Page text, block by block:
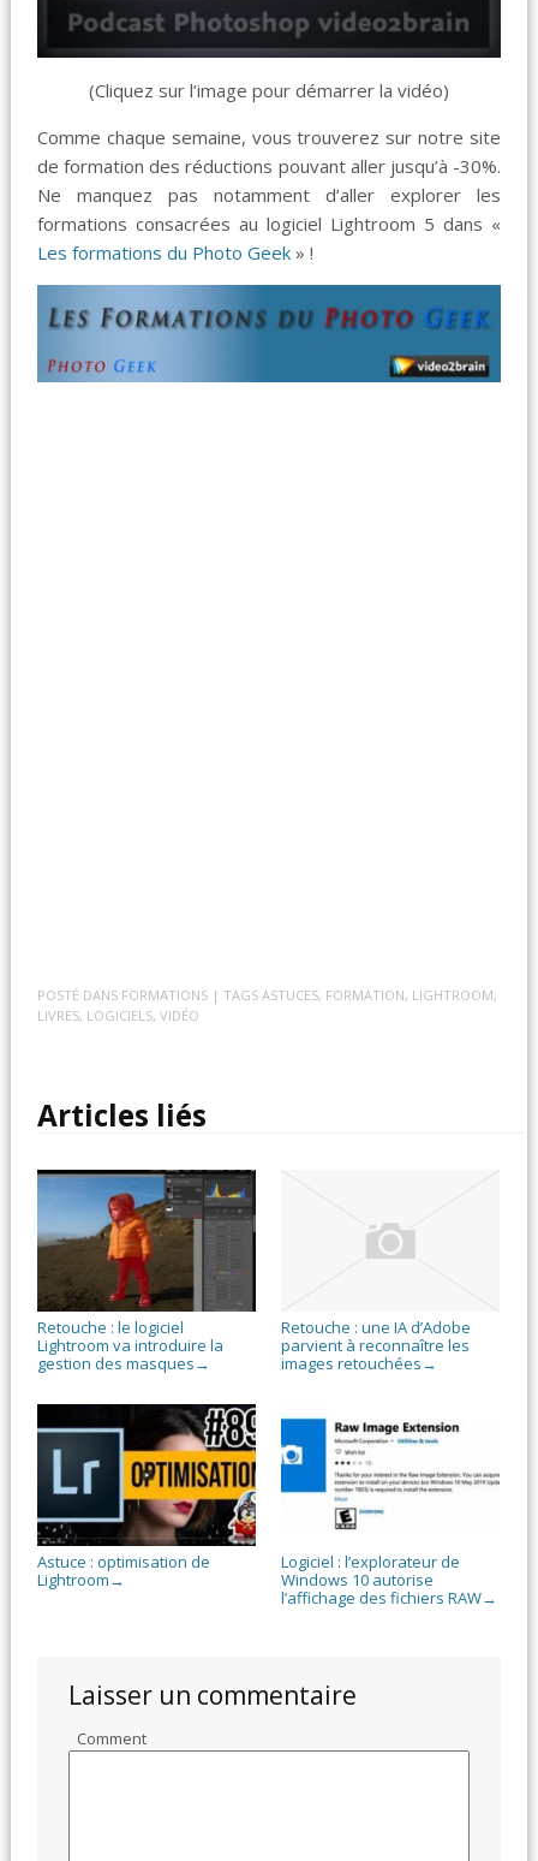
(Cliquez sur l’image pour démarrer la vidéo)
Comme chaque semaine, vous trouverez sur notre site
de formation des réductions pouvant aller jusqu’à -30%.
Ne manquez pas notamment d’aller explorer les
formations consacrées au logiciel Lightroom 5 dans «
Les formations du Photo Geek » !
POSTÉ DANS FORMATIONS | TAGSASTUCES, FORMATION, LIGHTROOM,
LIVRES, LOGICIELS,VIDÉO
Articles liés
Retouche : le logiciel
Lightroom va introduire la
gestion des masques →
Retouche : une IA d’Adobe
parvient à reconnaître les
images retouchées →
Astuce : optimisation de
Lightroom →
Logiciel : l’explorateur de
Windows 10 autorise
l’affichage des fichiers RAW→
Laisser un commentaire
Comment